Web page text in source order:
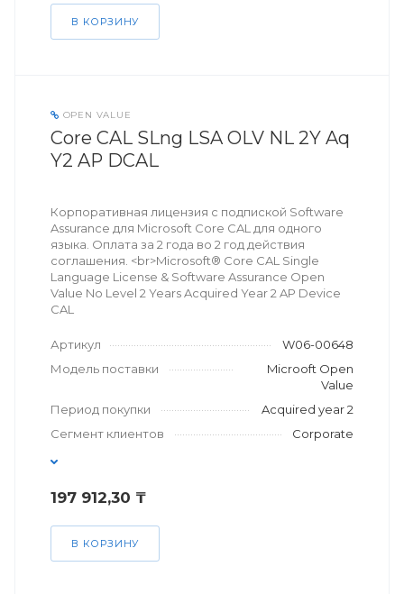
В КОРЗИНУ
OPEN VALUE
Core CAL SLng LSA OLV NL 2Y Aq
Y2 AP DCAL
Корпоративная лицензия с подпиской Software
Assurance для Microsoft Core CAL для одного
языка. Оплата за 2 года во 2 год действия
соглашения. <br>Microsoft® Core CAL Single
Language License & Software Assurance Open
Value No Level 2 Years Acquired Year 2 AP Device
CAL
Артикул
W06-00648
Модель поставки
Microoft Open
Value
Период покупки
Acquired year 2
Сегмент клиентов
Corporate
197 912,30 ₸
В КОРЗИНУ